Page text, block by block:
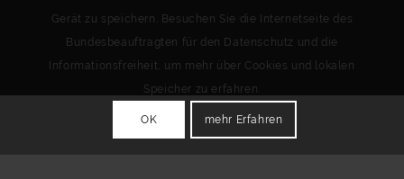
Gerät zu speichern. Besuchen Sie die Internetseite des
Bundesbeauftragten für den Datenschutz und die
Informationsfreiheit, um mehr über Cookies und lokalen
Speicher zu erfahren.
OK mehr Erfahren